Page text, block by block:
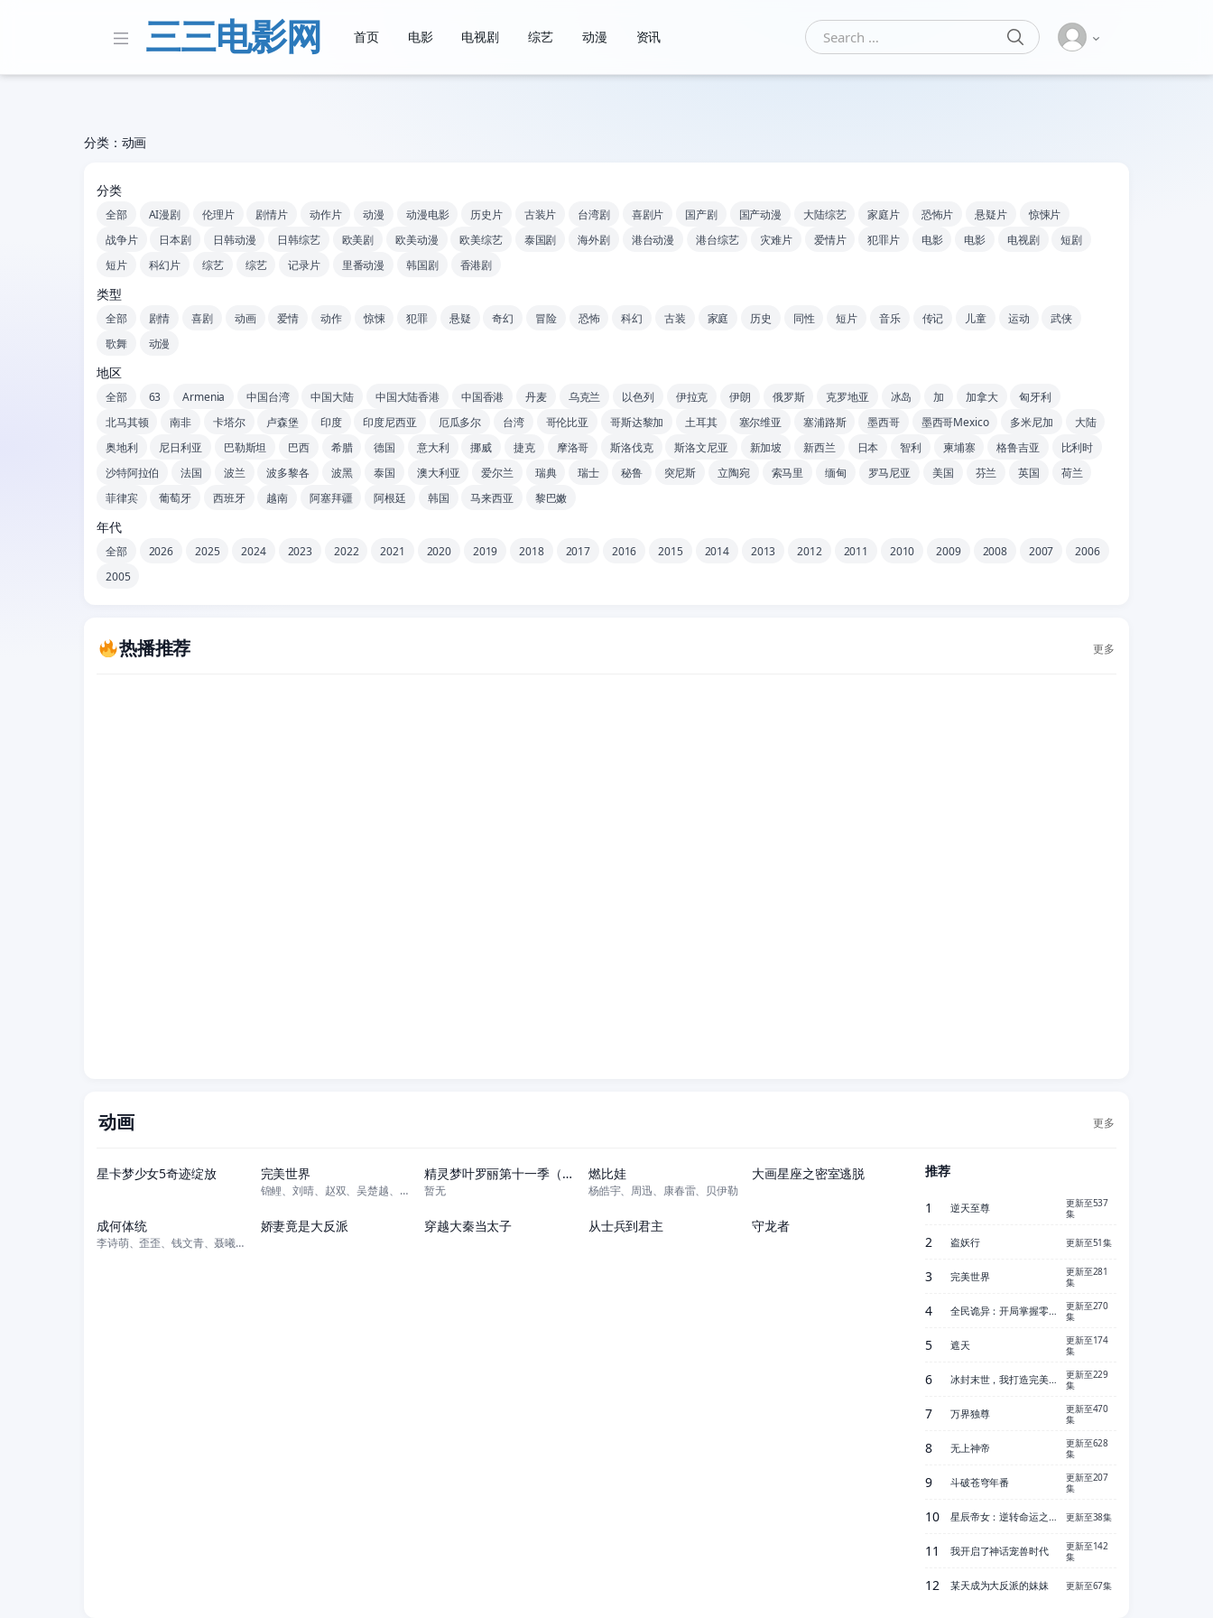
三三电影网 首页 电影 电视剧 综艺 动漫 资讯
Search for:
SEARCH
分类：动画
分类
全部 AI漫剧 伦理片 剧情片 动作片 动漫 动漫电影 历史片 古装片 台湾剧 喜剧片 国产剧 国产动漫 大陆综艺 家庭片 恐怖片 悬疑片
惊悚片
战争片
日本剧 日韩动漫 日韩综艺 欧美剧 欧美动漫 欧美综艺 泰国剧 海外剧 港台动漫 港台综艺 灾难片 爱情片 犯罪片 电影 电影 电视剧
短剧
短片
科幻片 综艺 综艺 记录片 里番动漫 韩国剧 香港剧
类型
全部 剧情 喜剧 动画 爱情 动作 惊悚 犯罪 悬疑 奇幻 冒险 恐怖 科幻 古装 家庭 历史 同性 短片 音乐 传记 儿童 运动
武侠
歌舞
动漫
地区
全部 63 Armenia 中国台湾 中国大陆 中国大陆香港 中国香港 丹麦 乌克兰 以色列 伊拉克 伊朗 俄罗斯 克罗地亚 冰岛 加 加拿大
匈牙利
北马其顿
南非 卡塔尔 卢森堡 印度 印度尼西亚 厄瓜多尔 台湾 哥伦比亚 哥斯达黎加 土耳其 塞尔维亚 塞浦路斯 墨西哥 墨西哥Mexico 多米尼加
大陆
奥地利
尼日利亚 巴勒斯坦 巴西 希腊 德国 意大利 挪威 捷克 摩洛哥 斯洛伐克 斯洛文尼亚 新加坡 新西兰 日本 智利 柬埔寨 格鲁吉亚
比利时
沙特阿拉伯
法国 波兰 波多黎各 波黑 泰国 澳大利亚 爱尔兰 瑞典 瑞士 秘鲁 突尼斯 立陶宛 索马里 缅甸 罗马尼亚 美国 芬兰 英国
荷兰
菲律宾
葡萄牙 西班牙 越南 阿塞拜疆 阿根廷 韩国 马来西亚 黎巴嫩
年代
全部 2026 2025 2024 2023 2022 2021 2020 2019 2018 2017 2016 2015 2014 2013 2012 2011 2010 2009 2008 2007
2006
2005
热播推荐 更多
动画
更多
星卡梦少女5奇迹绽放 完美世界
锦鲤、刘晴、赵双、吴楚越、阎么么、宣晓鸣
精灵梦叶罗丽第十一季（下）
暂无
燃比娃
杨皓宇、周迅、康春雷、贝伊勒
大画星座之密室逃脱
成何体统
李诗萌、歪歪、钱文青、聂曦映、马程、苏尚卿、常蓉珊、钱琛、赵爽
更新至24集
娇妻竟是大反派 穿越大秦当太子
更新至20集
从士兵到君主 守龙者
推荐
1 逆天至尊
更新至537
集
2 盗妖行 更新至51集
3 完美世界
更新至281
集
4 全民诡异：开局掌握零元购
更新至270
集
5 遮天
更新至174
集
6 冰封末世，我打造完美领地
更新至229
集
7 万界独尊
更新至470
集
8 无上神帝
更新至628
集
9 斗破苍穹年番
更新至207
集
10 星辰帝女：逆转命运之歌 更新至38集
11 我开启了神话宠兽时代
更新至142
集
12 某天成为大反派的妹妹 更新至67集